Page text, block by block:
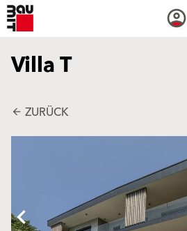
Villa T
arrow_back ZURÜCK